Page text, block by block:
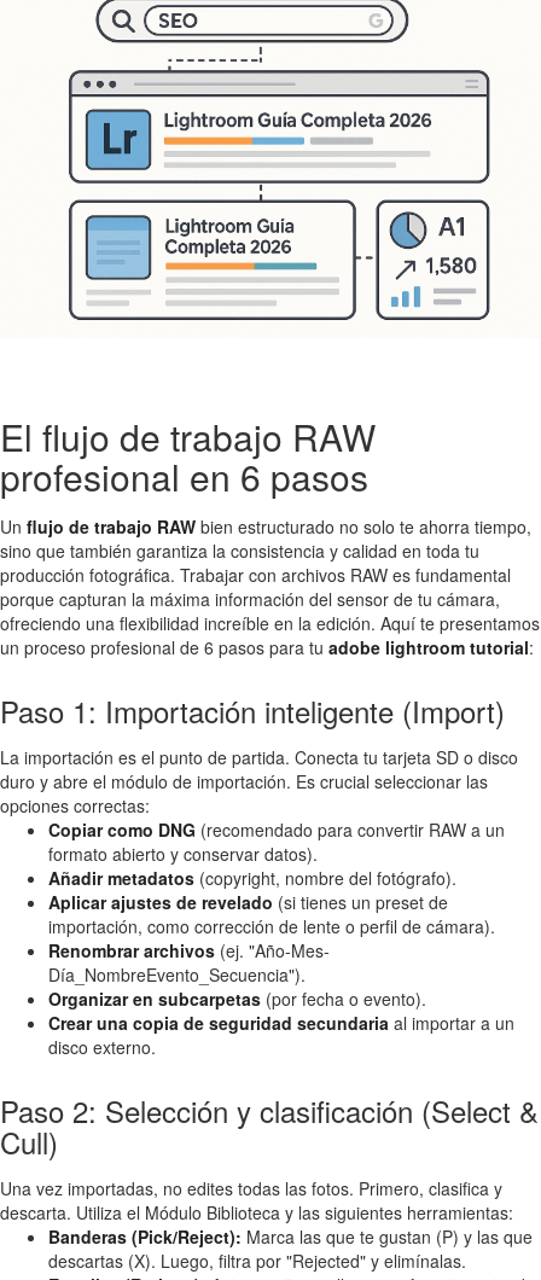
El flujo de trabajo RAW
profesional en 6 pasos
Un flujo de trabajo RAW bien estructurado no solo te ahorra tiempo,
sino que también garantiza la consistencia y calidad en toda tu
producción fotográfica. Trabajar con archivos RAW es fundamental
porque capturan la máxima información del sensor de tu cámara,
ofreciendo una flexibilidad increíble en la edición. Aquí te presentamos
un proceso profesional de 6 pasos para tu adobe lightroom tutorial:
Paso 1: Importación inteligente (Import)
La importación es el punto de partida. Conecta tu tarjeta SD o disco
duro y abre el módulo de importación. Es crucial seleccionar las
opciones correctas:
Copiar como DNG (recomendado para convertir RAW a un
formato abierto y conservar datos).
Añadir metadatos (copyright, nombre del fotógrafo).
Aplicar ajustes de revelado (si tienes un preset de
importación, como corrección de lente o perfil de cámara).
Renombrar archivos (ej. "Año-Mes-
Día_NombreEvento_Secuencia").
Organizar en subcarpetas (por fecha o evento).
Crear una copia de seguridad secundaria al importar a un
disco externo.
Paso 2: Selección y clasificación (Select &
Cull)
Una vez importadas, no edites todas las fotos. Primero, clasifica y
descarta. Utiliza el Módulo Biblioteca y las siguientes herramientas:
Banderas (Pick/Reject): Marca las que te gustan (P) y las que
descartas (X). Luego, filtra por "Rejected" y elimínalas.